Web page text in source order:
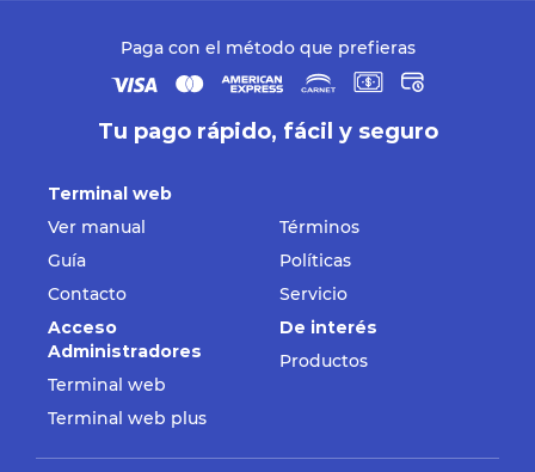
Paga con el método que prefieras
Tu pago rápido, fácil y seguro
Terminal web
Ver manual
Guía
Contacto
Términos
Políticas
Servicio
Acceso
Administradores
Terminal web
Terminal web plus
De interés
Productos